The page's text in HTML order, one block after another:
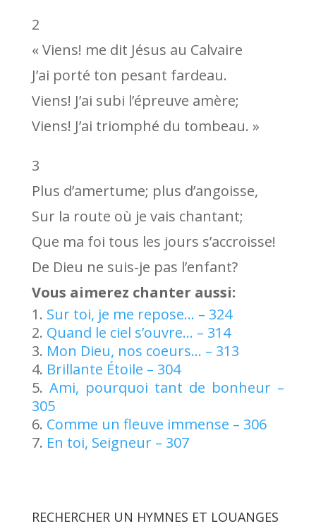
2
« Viens! me dit Jésus au Calvaire
J’ai porté ton pesant fardeau.
Viens! J’ai subi l’épreuve amère;
Viens! J’ai triomphé du tombeau. »
3
Plus d’amertume; plus d’angoisse,
Sur la route où je vais chantant;
Que ma foi tous les jours s’accroisse!
De Dieu ne suis-je pas l’enfant?
Vous aimerez chanter aussi:
Sur toi, je me repose… – 324
Quand le ciel s’ouvre… – 314
Mon Dieu, nos coeurs… – 313
Brillante Étoile – 304
Ami, pourquoi tant de bonheur –
305
Comme un fleuve immense – 306
En toi, Seigneur – 307
RECHERCHER UN HYMNES ET LOUANGES